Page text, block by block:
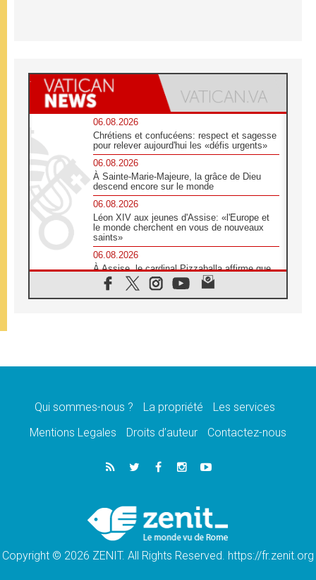
06.08.2026
Chrétiens et confucéens: respect et sagesse
pour relever aujourd'hui les «défis urgents»
06.08.2026
À Sainte-Marie-Majeure, la grâce de Dieu
descend encore sur le monde
06.08.2026
Léon XIV aux jeunes d'Assise: «l'Europe et
le monde cherchent en vous de nouveaux
saints»
06.08.2026
À Assise, le cardinal Pizzaballa affirme que
«les chrétiens veulent la paix»
06.08.2026
message de paix et de dignité humaine»
«La visite du Pape en Uruguay renforcera
05.08.2026
Le nonce en Ukraine: «Il est inquiétant
Léon XIV au Pérou, une lueur d'espoir pour
un peuple en quête de paix
Qui sommes-nous ? La propriété
Les services
Mentions Legales
Droits d’auteur Contactez-nous
Copyright © 2026 ZENIT. All Rights Reserved. https://fr.zenit.org